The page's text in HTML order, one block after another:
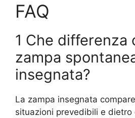
FAQ
1 Che differenza
zampa
insegnata?
La zampa insegnata
situazioni prevedibili e dietro